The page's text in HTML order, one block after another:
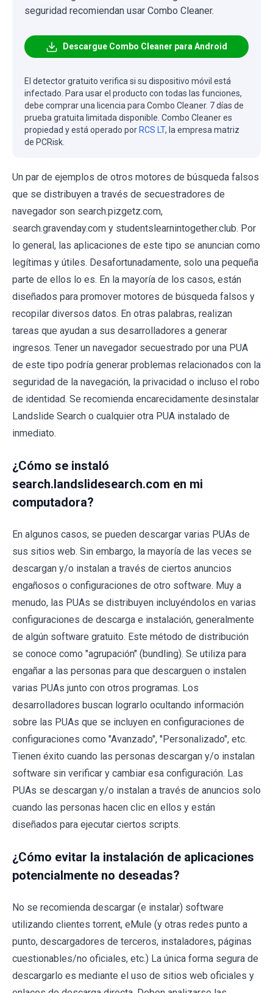
seguridad recomiendan usar Combo Cleaner.
Descargue Combo Cleaner para Android
El detector gratuito verifica si su dispositivo móvil está
infectado. Para usar el producto con todas las funciones,
debe comprar una licencia para Combo Cleaner. 7 días de
prueba gratuita limitada disponible. Combo Cleaner es
propiedad y está operado por RCS LT, la empresa matriz
de PCRisk.
Un par de ejemplos de otros motores de búsqueda falsos
que se distribuyen a través de secuestradores de
navegador son search.pizgetz.com,
search.gravenday.com y studentslearnintogether.club. Por
lo general, las aplicaciones de este tipo se anuncian como
legítimas y útiles. Desafortunadamente, solo una pequeña
parte de ellos lo es. En la mayoría de los casos, están
diseñados para promover motores de búsqueda falsos y
recopilar diversos datos. En otras palabras, realizan
tareas que ayudan a sus desarrolladores a generar
ingresos. Tener un navegador secuestrado por una PUA
de este tipo podría generar problemas relacionados con la
seguridad de la navegación, la privacidad o incluso el robo
de identidad. Se recomienda encarecidamente desinstalar
Landslide Search o cualquier otra PUA instalado de
inmediato.
¿Cómo se instaló
search.landslidesearch.com en mi
computadora?
En algunos casos, se pueden descargar varias PUAs de
sus sitios web. Sin embargo, la mayoría de las veces se
descargan y/o instalan a través de ciertos anuncios
engañosos o configuraciones de otro software. Muy a
menudo, las PUAs se distribuyen incluyéndolos en varias
configuraciones de descarga e instalación, generalmente
de algún software gratuito. Este método de distribución
se conoce como "agrupación" (bundling). Se utiliza para
engañar a las personas para que descarguen o instalen
varias PUAs junto con otros programas. Los
desarrolladores buscan lograrlo ocultando información
sobre las PUAs que se incluyen en configuraciones de
configuraciones como "Avanzado", "Personalizado", etc.
Tienen éxito cuando las personas descargan y/o instalan
software sin verificar y cambiar esa configuración. Las
PUAs se descargan y/o instalan a través de anuncios solo
cuando las personas hacen clic en ellos y están
diseñados para ejecutar ciertos scripts.
¿Cómo evitar la instalación de aplicaciones
potencialmente no deseadas?
No se recomienda descargar (e instalar) software
utilizando clientes torrent, eMule (y otras redes punto a
punto, descargadores de terceros, instaladores, páginas
cuestionables/no oficiales, etc.) La única forma segura de
descargarlo es mediante el uso de sitios web oficiales y